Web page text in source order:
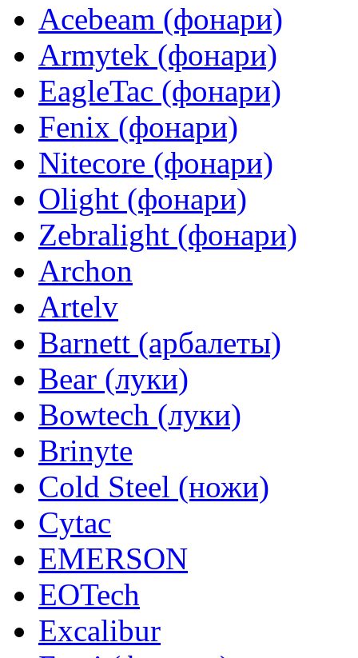
Acebeam (фонари)
Armytek (фонари)
EagleTac (фонари)
Fenix (фонари)
Nitecore (фонари)
Olight (фонари)
Zebralight (фонари)
Archon
Artelv
Barnett (арбалеты)
Bear (луки)
Bowtech (луки)
Brinyte
Cold Steel (ножи)
Cytac
EMERSON
EOTech
Excalibur